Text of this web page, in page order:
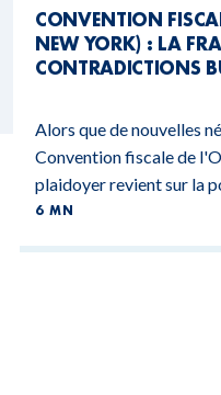
CONVENTION
NEW YORK) : LA
CONTRADICTIONS
Alors que de nouvelles
Convention fiscale de
plaidoyer revient sur la
6 MN